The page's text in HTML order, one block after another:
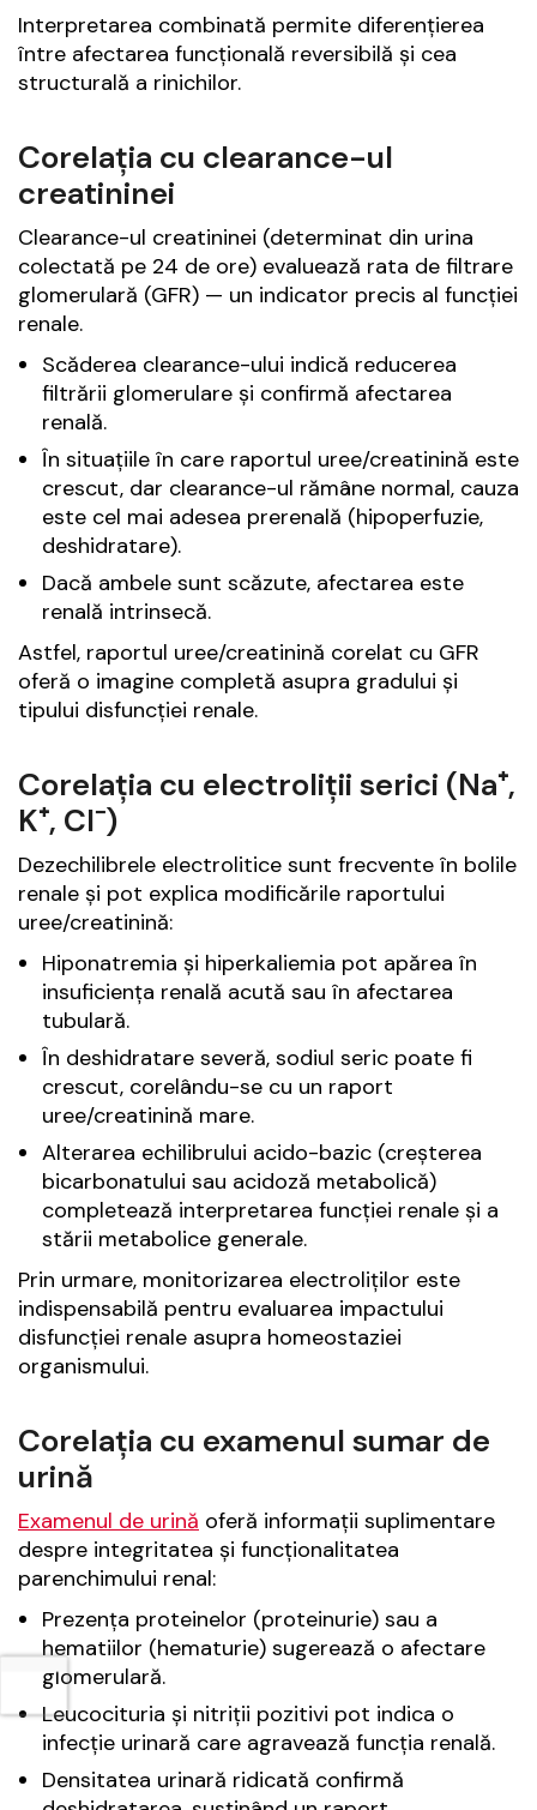
Interpretarea combinată permite diferențierea
între afectarea funcțională reversibilă și cea
structurală a rinichilor.
Corelația cu clearance-ul
creatininei
Clearance-ul creatininei (determinat din urina
colectată pe 24 de ore) evaluează rata de filtrare
glomerulară (GFR) — un indicator precis al funcției
renale.
Scăderea clearance-ului indică reducerea
filtrării glomerulare și confirmă afectarea
renală.
În situațiile în care raportul uree/creatinină este
crescut, dar clearance-ul rămâne normal, cauza
este cel mai adesea prerenală (hipoperfuzie,
deshidratare).
Dacă ambele sunt scăzute, afectarea este
renală intrinsecă.
Astfel, raportul uree/creatinină corelat cu GFR
oferă o imagine completă asupra gradului și
tipului disfuncției renale.
Corelația cu electroliții serici (Na⁺,
K⁺, Cl⁻)
Dezechilibrele electrolitice sunt frecvente în bolile
renale și pot explica modificările raportului
uree/creatinină:
Hiponatremia și hiperkaliemia pot apărea în
insuficiența renală acută sau în afectarea
tubulară.
În deshidratare severă, sodiul seric poate fi
crescut, corelându-se cu un raport
uree/creatinină mare.
Alterarea echilibrului acido-bazic (creșterea
bicarbonatului sau acidoză metabolică)
completează interpretarea funcției renale și a
stării metabolice generale.
Prin urmare, monitorizarea electroliților este
indispensabilă pentru evaluarea impactului
disfuncției renale asupra homeostaziei
organismului.
Corelația cu examenul sumar de
urină
Examenul de urină oferă informații suplimentare
despre integritatea și funcționalitatea
parenchimului renal:
Prezența proteinelor (proteinurie) sau a
hematiilor (hematurie) sugerează o afectare
glomerulară.
Leucocituria și nitriții pozitivi pot indica o
infecție urinară care agravează funcția renală.
Densitatea urinară ridicată confirmă